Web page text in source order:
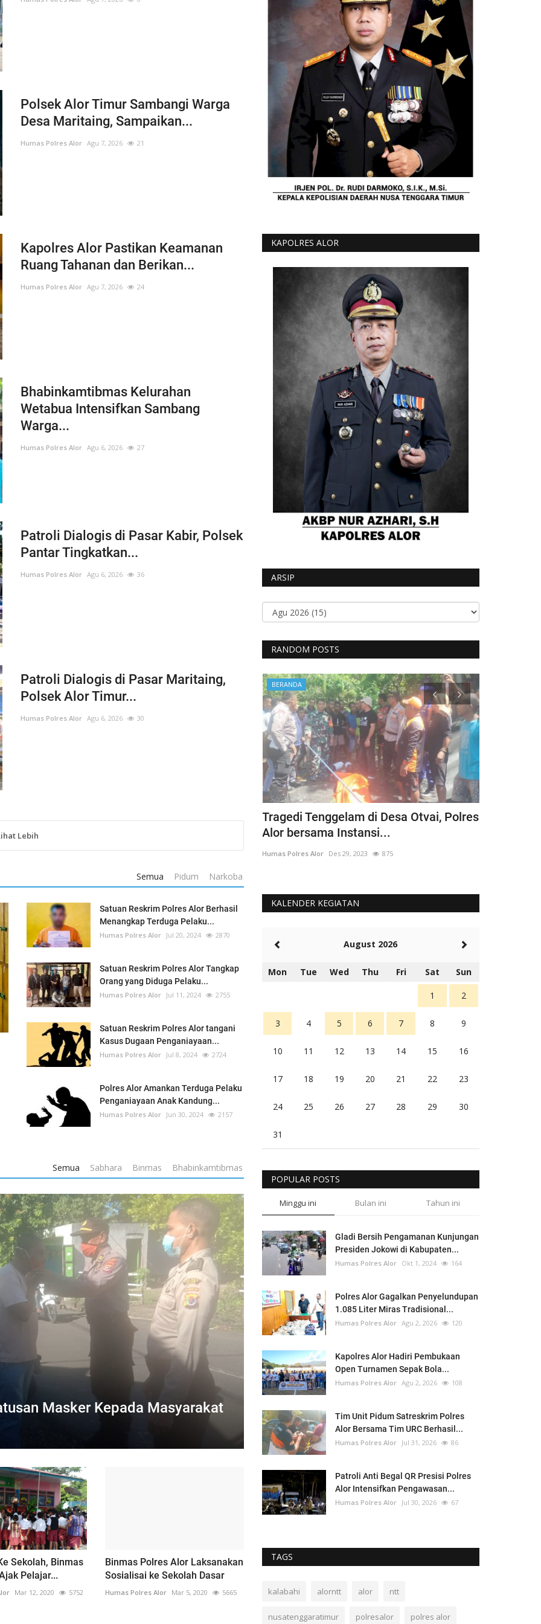
Peduli Pencegahan Covid-19
Bhayangkari Cabang Alor Bagikan Sembako Dan Masker
Tentang Pencegahan Covid-19 Di Pasar Inpres
Polair Bersama Tim Gabungan Laksanakan Penyemprotan Cairan Disinfektan
Pantar Dalam Upaya Pencegahan Penyebaran Covid-19
19, Polres Alor Laksanakan Pemasangan Spanduk Himbauan Untuk Tidak Mudik
Keselamatan Turangga 2020
Guna Berikan Himbauan Pencegahan Virus Covid – 19 Kepada Masyarakat
Polri Bersama Puskesmas Laksanakan Sosialisasi di Pasar Maiwal
Terkait Wabah Virus Covid - 19, Polsek Alor Timur Laut Bersama Puskesmas Bukapiting Laksanakan Sosialisasi Wabah Covid - 19
Polsek Alsel Bersama Tim Gabungan Puskesmas Kec. Alor Selatan Lakukan Penyemprotan Disinfektan ke Fasilitas Umum
Polres Alor Laksanakan Senam AW S3 Usai Apel Pagi
1622-04 Apui Bagikan Bantuan Sembako Dan Masker Kepada Warga Sekitar
Polsek Alor Timur Sambangi Warga
Desa Maritaing, Sampaikan...
Humas Polres Alor Agu 7, 2026 21
Kapolres Alor Pastikan Keamanan
Ruang Tahanan dan Berikan...
Humas Polres Alor Agu 7, 2026 24
Bhabinkamtibmas Kelurahan
Wetabua Intensifkan Sambang
Warga...
Humas Polres Alor Agu 6, 2026 27
Patroli Dialogis di Pasar Kabir, Polsek
Pantar Tingkatkan...
Humas Polres Alor Agu 6, 2026 36
Patroli Dialogis di Pasar Maritaing,
Polsek Alor Timur...
Humas Polres Alor Agu 6, 2026 30
Lebih
Semua Pidum Narkoba
Satuan Reskrim Polres Alor Berhasil
Menangkap Terduga Pelaku...
Humas Polres Alor Jul 20, 2024 2870
Satuan Reskrim Polres Alor Tangkap
Orang yang Diduga Pelaku...
Humas Polres Alor Jul 11, 2024 2755
Satuan Reskrim Polres Alor tangani
Kasus Dugaan Penganiayaan...
Humas Polres Alor Jul 8, 2024 2724
Polres Alor Amankan Terduga Pelaku
Penganiayaan Anak Kandung...
Humas Polres Alor Jun 30, 2024 2157
Semua Sabhara Binmas Bhabinkamtibmas
Masker Kepada Masyarakat
Sekolah, Binmas
Pelajar...
Mar 12, 2020 5752
Binmas Polres Alor Laksanakan
Sosialisai ke Sekolah Dasar
Humas Polres Alor Mar 5, 2020 5665
KAPOLRES ALOR
ARSIP
RANDOM POSTS
BERANDA
Kasus Pedagang Dipukul Preman Jadi
Humas Polres Alor Okt 13, 2021 1074
BERANDA
Tragedi Tenggelam di Desa Otvai, Polres
Alor bersama Instansi...
Humas Polres Alor Des 29, 2023 875
KALENDER KEGIATAN
August 2026
Mon Tue Wed Thu Fri Sat Sun
1 2
3 4 5 6 7 8 9
10 11 12 13 14 15 16
17 18 19 20 21 22 23
24 25 26 27 28 29 30
31
POPULAR POSTS
Minggu ini Bulan ini Tahun ini
Gladi Bersih Pengamanan Kunjungan
Presiden Jokowi di Kabupaten...
Humas Polres Alor Okt 1, 2024 164
Polres Alor Gagalkan Penyelundupan
1.085 Liter Miras Tradisional...
Humas Polres Alor Agu 2, 2026 120
Kapolres Alor Hadiri Pembukaan
Open Turnamen Sepak Bola...
Humas Polres Alor Agu 2, 2026 108
Tim Unit Pidum Satreskrim Polres
Alor Bersama Tim URC Berhasil...
Humas Polres Alor Jul 31, 2026 86
Patroli Anti Begal QR Presisi Polres
Alor Intensifkan Pengawasan...
Humas Polres Alor Jul 30, 2026 67
TAGS
kalabahi alorntt alor ntt
nusatenggaratimur polresalor polres alor